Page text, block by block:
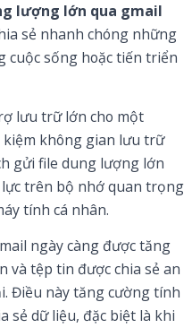
lượng lớn qua gmail
sẻ nhanh chóng những
cuộc sống hoặc tiến triển
lưu trữ lớn cho một
không gian lưu trữ
gửi file dung lượng lớn
trên bộ nhớ quan trọng
tính cá nhân.
ngày càng được tăng
và tệp tin được chia sẻ an
Điều này tăng cường tính
sẻ dữ liệu, đặc biệt là khi